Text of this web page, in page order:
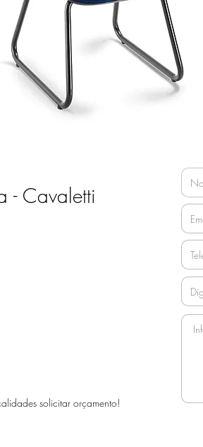
- Cavaletti
solicitar orçamento!